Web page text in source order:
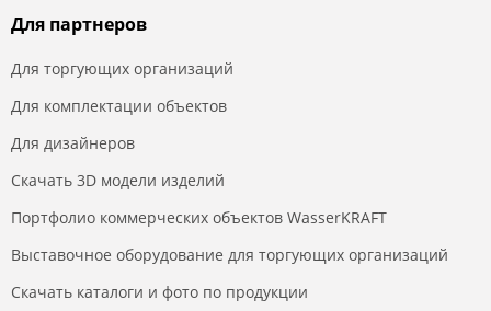
Для партнеров
Для торгующих организаций
Для комплектации объектов
Для дизайнеров
Скачать 3D модели изделий
Портфолио коммерческих объектов WasserKRAFT
Выставочное оборудование для торгующих организаций
Скачать каталоги и фото по продукции